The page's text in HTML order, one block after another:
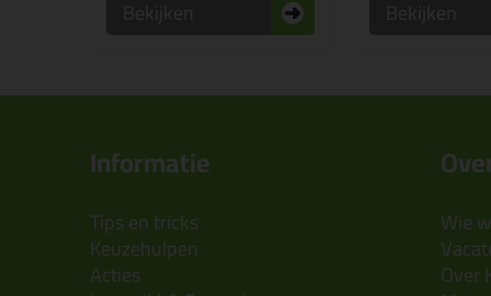
Informatie
Tips en tricks
Keuzehulpen
Acties
Wie
Over